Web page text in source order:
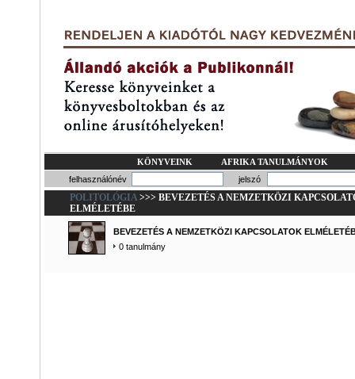
KÖNYVEINK
AFRIKA TANULMÁNYOK
felhasználónév
jelszó
POLITOLÓGIA >>> BEVEZETÉS A NEMZETKÖZI
ELMÉLETÉBE
BEVEZETÉS A NEMZETKÖZI KAPCSOLATOK
0 tanulmány